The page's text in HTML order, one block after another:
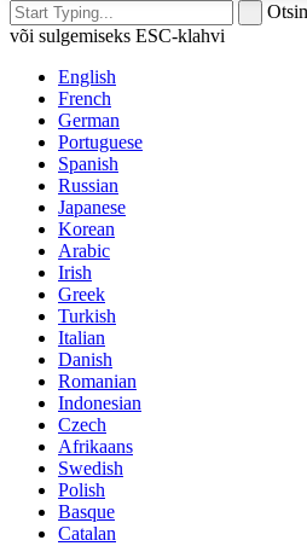
või sulgemiseks ESC-klahvi
English
French
German
Portuguese
Spanish
Russian
Japanese
Korean
Arabic
Irish
Greek
Turkish
Italian
Danish
Romanian
Indonesian
Czech
Afrikaans
Swedish
Polish
Basque
Catalan